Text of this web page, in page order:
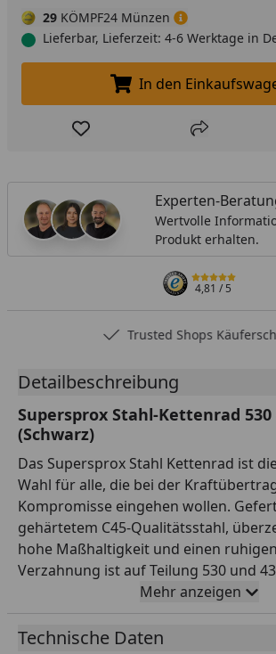
29 KÖMPF24 Münzen
Lieferbar, Lieferzeit: 4-6 Werktage in
In den
In den
Produkt zur Wunschliste
Teilen
Experten-
Wertvolle
Produkt erhalten.
4,81/ 5
Trusted Shops
Detailbeschreibung
Supersprox Stahl-Kettenrad 530
(Schwarz)
Das Supersprox Stahl Kettenrad ist
Wahl für alle, die bei der
Kompromisse eingehen wollen.
gehärtetem C45-Qualitätsstahl,
hohe Maßhaltigkeit und einen
Verzahnung ist auf Teilung 530 und
ausgelegt und passt damit exakt zur
Kette. Mit einem Innendurchmesser
und einem Lochkreis von 140,0 mm (6-
Mehr anzeigen
Technische Daten